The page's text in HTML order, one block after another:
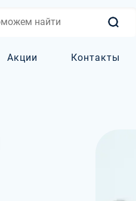
Акции Контакты